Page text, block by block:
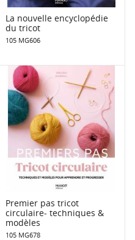
La nouvelle encyclopédie
du tricot
105 MG606
Premier pas tricot
circulaire- techniques &
modèles
105 MG678